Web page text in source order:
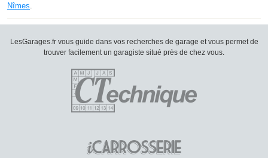
Nîmes
LesGarages.fr vous guide dans vos recherches de garage et vous permet de
trouver facilement un garagiste situé près de chez vous.